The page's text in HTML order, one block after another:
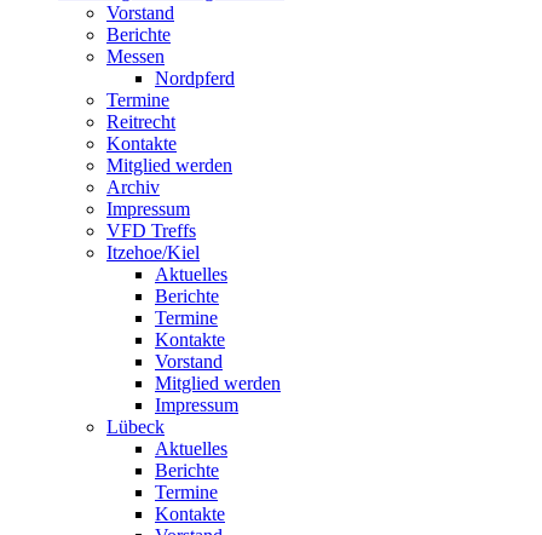
Vorstand
Berichte
Messen
Nordpferd
Termine
Reitrecht
Kontakte
Mitglied werden
Archiv
Impressum
VFD Treffs
Itzehoe/Kiel
Aktuelles
Berichte
Termine
Kontakte
Vorstand
Mitglied werden
Impressum
Lübeck
Aktuelles
Berichte
Termine
Kontakte